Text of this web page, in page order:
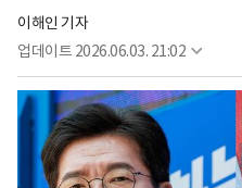
이해인 기자
업데이트 2026.06.03. 21:02